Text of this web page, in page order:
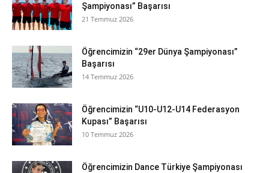
Şampiyonası” Başarısı
21 Temmuz 2026
Öğrencimizin “29er Dünya Şampiyonası”
Başarısı
14 Temmuz 2026
Öğrencimizin “U10-U12-U14 Federasyon
Kupası” Başarısı
10 Temmuz 2026
Öğrencimizin Dance Türkiye Şampiyonası